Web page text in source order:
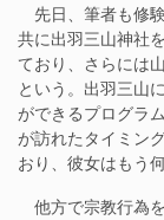
先日、筆者も修
共に出羽三山神社
ており、さらには
という。出羽三山
ができるプログラ
が訪れたタイミン
おり、彼女はもう
他方で宗教行為